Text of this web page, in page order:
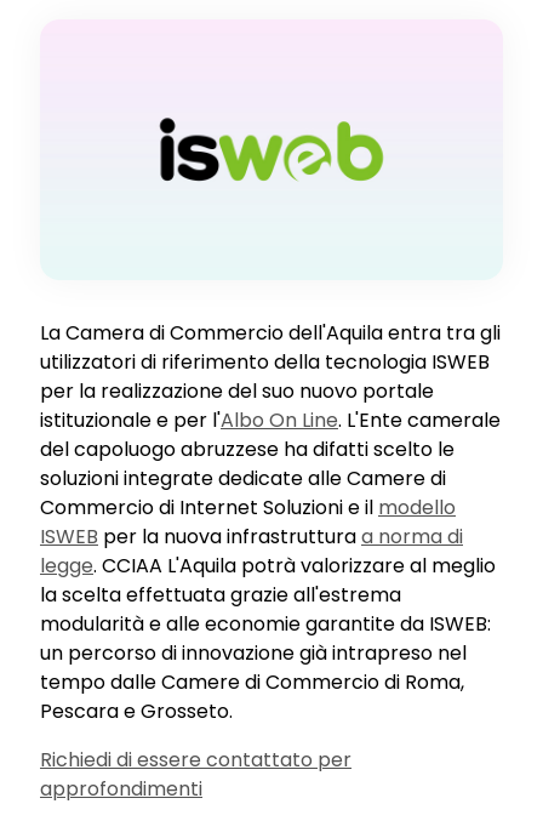
La Camera di Commercio dell'Aquila entra tra gli
utilizzatori di riferimento della tecnologia ISWEB
per la realizzazione del suo nuovo portale
istituzionale e per l'Albo On Line. L'Ente camerale
del capoluogo abruzzese ha difatti scelto le
soluzioni integrate dedicate alle Camere di
Commercio di Internet Soluzioni e il modello
ISWEB per la nuova infrastrutturaa norma di
legge. CCIAA L'Aquila potrà valorizzare al meglio
la scelta effettuata grazie all'estrema
modularità e alle economie garantite da ISWEB:
un percorso di innovazione già intrapreso nel
tempo dalle Camere di Commercio di Roma,
Pescara e Grosseto.
Richiedi di essere contattato per
approfondimenti